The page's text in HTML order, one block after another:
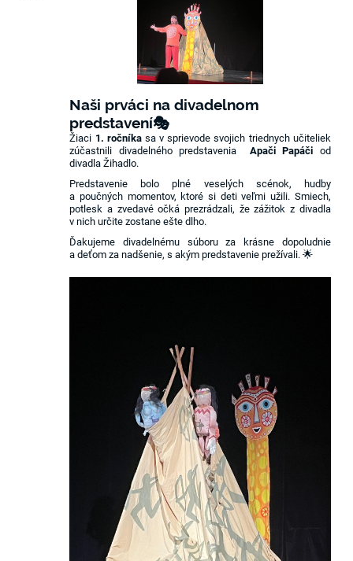
Naši prváci na divadelnom
predstavení🎭
Žiaci 1. ročníkasa v sprievode svojich triednych učiteliek
zúčastnili divadelného predstavenia
Apači Papáči od
divadla Žihadlo.
Predstavenie bolo plné veselých scénok, hudby
a poučných momentov, ktoré si deti veľmi užili. Smiech,
potlesk a zvedavé očká prezrádzali, že zážitok z divadla
v nich určite zostane ešte dlho.
Ďakujeme divadelnému súboru za krásne dopoludnie
a deťom za nadšenie, s akým predstavenie prežívali. 🌟